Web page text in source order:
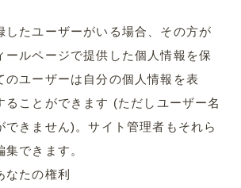
したユーザーがいる場合、その方が
ールページで提供した個人情報を保
のユーザーは自分の個人情報を表
ることができます (ただしユーザー名
できません)。サイト管理者もそれら
できます。
なたの権利